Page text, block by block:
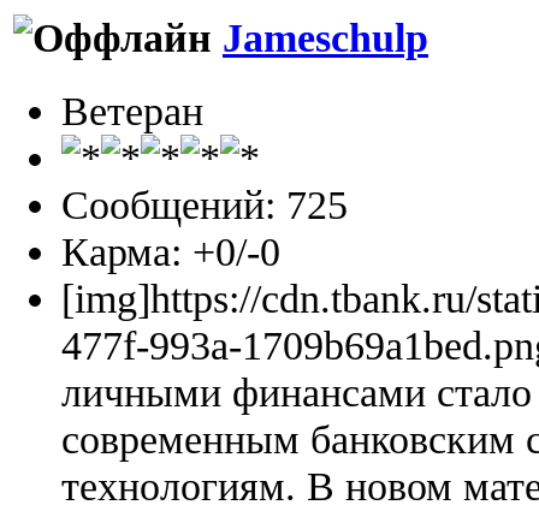
Jameschulp
Ветеран
Сообщений: 725
Карма: +0/-0
[img]https://cdn.tbank.ru/
477f-993a-
личными финансами
современным банковским
технологиям. В новом